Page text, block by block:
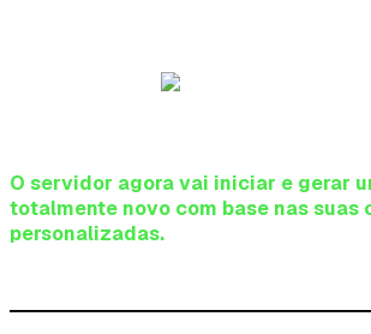
O servidor agora vai iniciar e gerar
totalmente novo com base nas suas
personalizadas.